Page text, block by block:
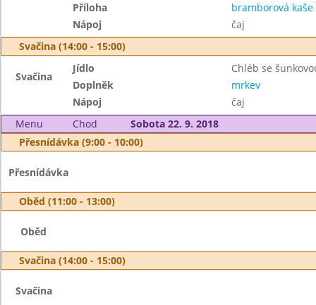
Příloha
bramborová kaše
Nápoj
čaj
Svačina (14:00 - 15:00)
Svačina
Jídlo
Chléb se
Doplněk
mrkev
Nápoj
čaj
Menu
Chod
Sobota 22. 9. 2018
Přesnídávka (9:00 - 10:00)
Přesnídávka
Oběd (11:00 - 13:00)
Oběd
Svačina (14:00 - 15:00)
Svačina